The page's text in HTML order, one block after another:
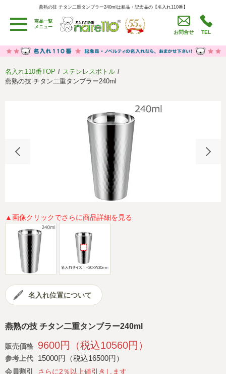
燕熟の技 チタン二重タンブラー240mlは粗品・記念品の【名入れ110番】
燕熟の技 チタン二重タンブラー240mlは粗品・記念品の【名入れ110番】
商品一覧
メニュー
お問合せ TEL
用途別カテゴリ
卒園・卒業記念品
労働組合・設立記念・周年記念
うちわ・扇子・ファン
イベント・パーティーグッズ
セール品グッズ
名入れについて
社会貢献活動 特定商取引法に基づく表記
著作権と推奨環境について プライバシーポリシー
名入れ110番TOP
ステンレスボトル
燕熟の技 チタン二重タンブラー240ml
▲画像クリックでさらに商品詳細を見る
名入れ位置について
燕熟の技 チタン二重タンブラー240ml
販売価格 9600円（税込10560円）
参考上代 15000円（税込16500円）
会員割引
さらに2％以上値引きします